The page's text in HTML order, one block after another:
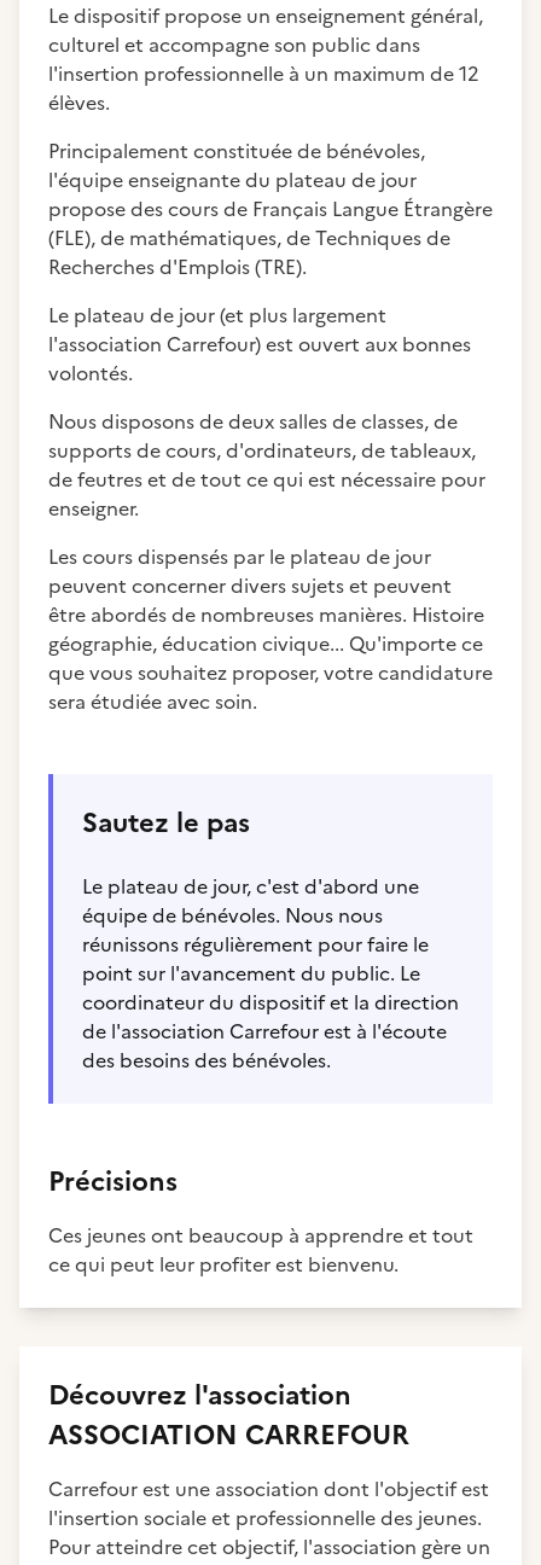
Le dispositif propose un enseignement général,
culturel et accompagne son public dans
l'insertion professionnelle à un maximum de 12
élèves.
Principalement constituée de bénévoles,
l'équipe enseignante du plateau de jour
propose des cours de Français Langue Étrangère
(FLE), de mathématiques, de Techniques de
Recherches d'Emplois (TRE).
Le plateau de jour (et plus largement
l'association Carrefour) est ouvert aux bonnes
volontés.
Nous disposons de deux salles de classes, de
supports de cours, d'ordinateurs, de tableaux,
de feutres et de tout ce qui est nécessaire pour
enseigner.
Les cours dispensés par le plateau de jour
peuvent concerner divers sujets et peuvent
être abordés de nombreuses manières. Histoire
géographie, éducation civique... Qu'importe ce
que vous souhaitez proposer, votre candidature
sera étudiée avec soin.
Sautez le pas
Le plateau de jour, c'est d'abord une
équipe de bénévoles. Nous nous
réunissons régulièrement pour faire le
point sur l'avancement du public. Le
coordinateur du dispositif et la direction
de l'association Carrefour est à l'écoute
des besoins des bénévoles.
Précisions
Ces jeunes ont beaucoup à apprendre et tout
ce qui peut leur profiter est bienvenu.
Découvrez l'association
ASSOCIATION CARREFOUR
Carrefour est une association dont l'objectif est
l'insertion sociale et professionnelle des jeunes.
Pour atteindre cet objectif, l'association gère un